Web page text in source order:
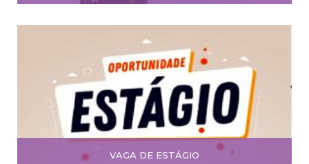
VAGA DE ESTÁGIO